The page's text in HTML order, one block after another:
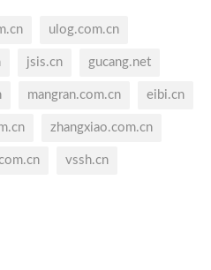
ulog.com.cn
jsis.cn gucang.net
mangran.com.cn eibi.cn
zhangxiao.com.cn
vssh.cn